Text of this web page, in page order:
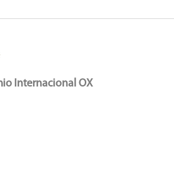
Internacional OX